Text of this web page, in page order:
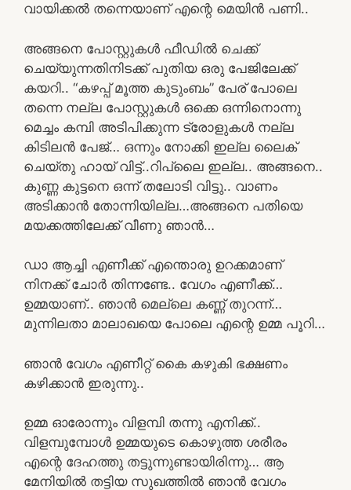
വായിക്കൽ തന്നെയാണ് എന്റെ മെയിൻ പണി..
അങ്ങനെ പോസ്റ്റുകൾ ഫീഡിൽ ചെക്ക്
ചെയ്യുന്നതിനിടക്ക് പുതിയ ഒരു പേജിലേക്ക്
കയറി.. “കഴപ്പ് മൂത്ത കുടുംബം” പേര് പോലെ
തന്നെ നല്ല പോസ്റ്റുകൾ ഒക്കെ ഒന്നിനൊന്നു
മെച്ചം കമ്പി അടിപിക്കുന്ന ട്രോളുകൾ നല്ല
കിടിലൻ പേജ്… ഒന്നും നോക്കി ഇല്ല ലൈക്‌
ചെയ്തു ഹായ് വിട്ട്..റിപ്ലൈ ഇല്ല.. അങ്ങനെ..
കുണ്ണ കുട്ടനെ ഒന്ന് തലോടി വിട്ടു.. വാണം
അടിക്കാൻ തോന്നിയില്ല…അങ്ങനെ പതിയെ
മയക്കത്തിലേക്ക് വീണു ഞാൻ…
ഡാ ആച്ചി എണീക്ക് എന്തൊരു ഉറക്കമാണ്
നിനക്ക് ചോർ തിന്നണ്ടേ.. വേഗം എണീക്ക്…
ഉമ്മയാണ്.. ഞാൻ മെല്ലെ കണ്ണ് തുറന്ന്…
മുന്നിലതാ മാലാഖയെ പോലെ എന്റെ ഉമ്മ പൂറി…
ഞാൻ വേഗം എണീറ്റ് കൈ കഴുകി ഭക്ഷണം
കഴിക്കാൻ ഇരുന്നു..
ഉമ്മ ഓരോന്നും വിളമ്പി തന്നു എനിക്ക്..
വിളമ്പുമ്പോൾ ഉമ്മയുടെ കൊഴുത്ത ശരീരം
എന്റെ ദേഹത്തു തട്ടുന്നുണ്ടായിരിന്നു… ആ
മേനിയിൽ തട്ടിയ സുഖത്തിൽ ഞാൻ വേഗം